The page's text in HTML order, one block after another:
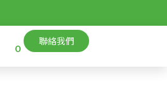
0
聯絡我們